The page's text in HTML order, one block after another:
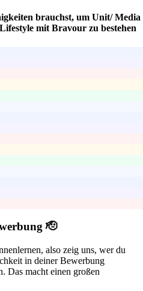
brauchst, um Unit/ Media
mit Bravour zu bestehen
🫡
also zeig uns, wer du
in deiner Bewerbung
Das macht einen großen